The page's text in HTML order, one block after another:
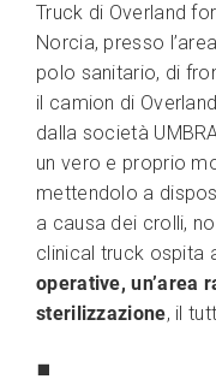
Truck di Overland
Norcia, presso
polo sanitario, di
il camion di
dalla società
un vero e proprio
mettendolo a
a causa dei crolli,
clinical truck ospita
operative, un’area
sterilizzazione, il